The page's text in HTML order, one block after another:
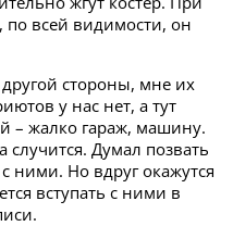
по всей видимости, он
стороны, мне их
у нас нет, а тут
– жалко гараж, машину.
случится. Думал позвать
ними. Но вдруг окажутся
вступать с ними в